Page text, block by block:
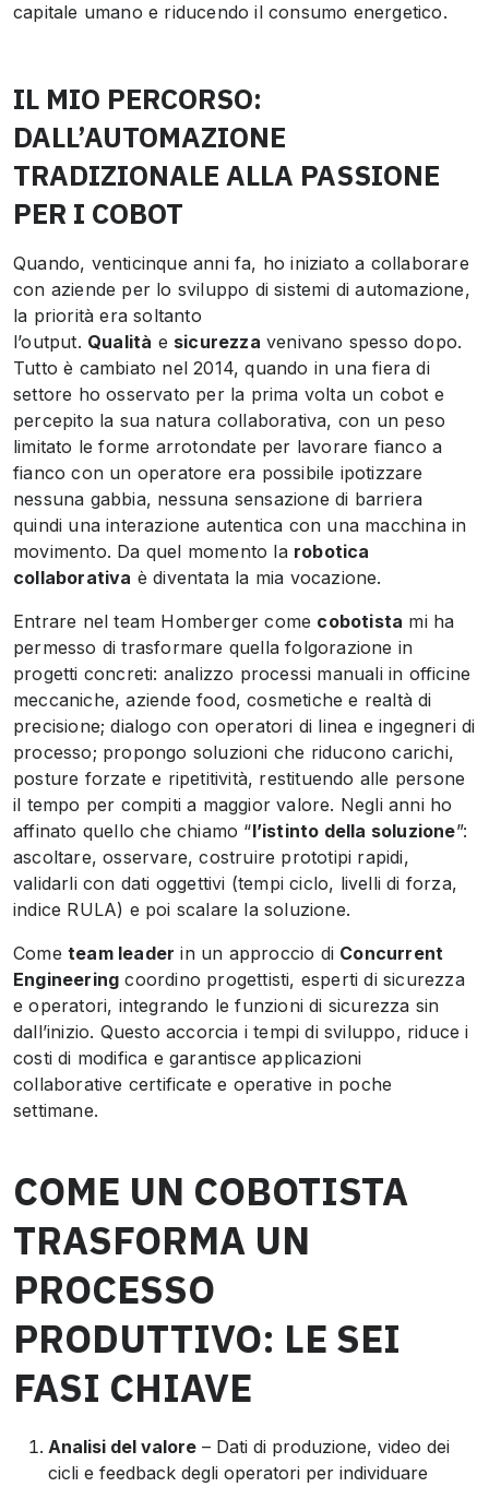
capitale umano e riducendo il consumo energetico.
IL MIO PERCORSO:
DALL’AUTOMAZIONE
TRADIZIONALE ALLA PASSIONE
PER I COBOT
Quando, venticinque anni fa, ho iniziato a collaborare
con aziende per lo sviluppo di sistemi di automazione,
la priorità era soltanto
l’output. Qualità e sicurezza venivano spesso dopo.
Tutto è cambiato nel 2014, quando in una fiera di
settore ho osservato per la prima volta un cobot e
percepito la sua natura collaborativa, con un peso
limitato le forme arrotondate per lavorare fianco a
fianco con un operatore era possibile ipotizzare
nessuna gabbia, nessuna sensazione di barriera
quindi una interazione autentica con una macchina in
movimento. Da quel momento la robotica
collaborativa è diventata la mia vocazione.
Entrare nel team Homberger come cobotista mi ha
permesso di trasformare quella folgorazione in
progetti concreti: analizzo processi manuali in officine
meccaniche, aziende food, cosmetiche e realtà di
precisione; dialogo con operatori di linea e ingegneri di
processo; propongo soluzioni che riducono carichi,
posture forzate e ripetitività, restituendo alle persone
il tempo per compiti a maggior valore. Negli anni ho
affinato quello che chiamo “l’istinto della soluzione”:
ascoltare, osservare, costruire prototipi rapidi,
validarli con dati oggettivi (tempi ciclo, livelli di forza,
indice RULA) e poi scalare la soluzione.
Come team leader in un approccio di Concurrent
Engineering coordino progettisti, esperti di sicurezza
e operatori, integrando le funzioni di sicurezza sin
dall’inizio. Questo accorcia i tempi di sviluppo, riduce i
costi di modifica e garantisce applicazioni
collaborative certificate e operative in poche
settimane.
COME UN COBOTISTA
TRASFORMA UN
PROCESSO
PRODUTTIVO: LE SEI
FASI CHIAVE
Analisi del valore – Dati di produzione, video dei
cicli e feedback degli operatori per individuare